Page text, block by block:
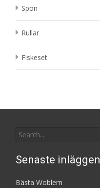
Spön
Rullar
Fiskeset
for:
Senaste inläggen
Bästa Woblern